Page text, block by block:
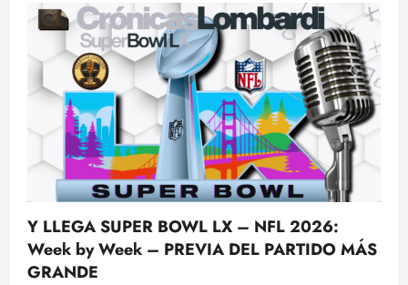
PREVIA
DE
LA
SUPER
BOWL
LX,
Con
Rubén
Ibeas
–
NFL
2025/26
Y LLEGA SUPER BOWL LX – NFL 2026:
Week by Week – PREVIA DEL PARTIDO MÁS
GRANDE